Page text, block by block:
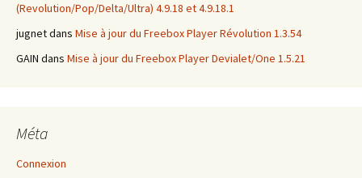
(Revolution/Pop/Delta/Ultra) 4.9.18 et 4.9.18.1
jugnetdans Mise à jour du Freebox Player Révolution 1.3.54
GAIN dans Mise à jour du Freebox Player Devialet/One 1.5.21
Méta
Connexion